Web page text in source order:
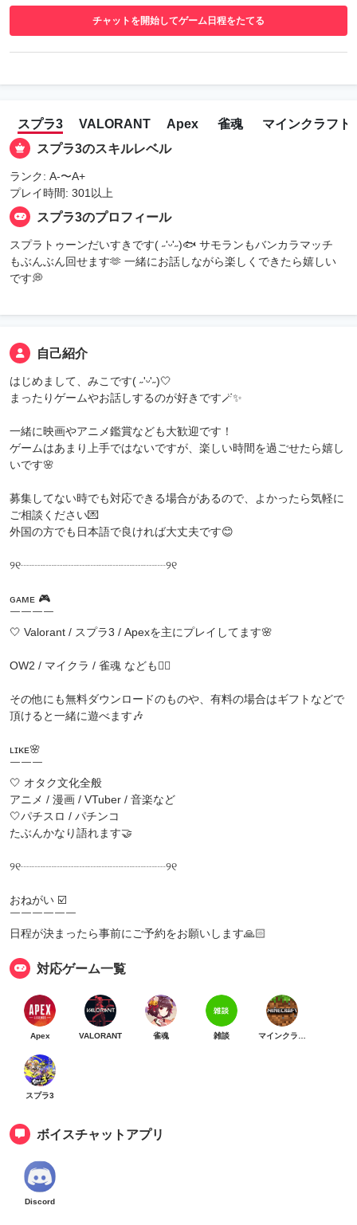
チャットを開始してゲーム日程をたてる
スプラ3 VALORANT Apex 雀魂
マインクラフト
スプラ3のスキルレベル
ランク: A-〜A+
プレイ時間: 301以上
スプラ3のプロフィール
スプラトゥーンだいすきです( ˶'ᵕ'˶)🐟 サモランもバンカラマッチ
もぶんぶん回せます🫶 一緒にお話しながら楽しくできたら嬉しい
です💭
自己紹介
はじめまして、みこです( ˶'ᵕ'˶)🤍
まったりゲームやお話しするのが好きです🪄︎︎✨
一緒に映画やアニメ鑑賞なども大歓迎です！
ゲームはあまり上手ではないですが、楽しい時間を過ごせたら嬉し
いです🌸
募集してない時でも対応できる場合があるので、よかったら気軽に
ご相談ください💌
外国の方でも日本語で良ければ大丈夫です😊
୨୧┈┈┈┈┈┈┈┈┈┈┈┈┈୨୧
ɢᴀᴍᴇ 🎮
￣￣￣￣
‪🤍 Valorant / スプラ3 / Apexを主にプレイしてます🌸
OW2 / マイクラ / 雀魂 なども🙆‍♀️
その他にも無料ダウンロードのものや、有料の場合はギフトなどで
頂けると一緒に遊べます🎶
ʟɪᴋᴇ🌸
￣￣￣
🤍 オタク文化全般
アニメ / 漫画 / VTuber / 音楽など
🤍パチスロ / パチンコ
たぶんかなり語れます🤝
୨୧┈┈┈┈┈┈┈┈┈┈┈┈┈୨୧
おねがい ☑️
￣￣￣￣￣￣
日程が決まったら事前にご予約をお願いします🙏🏻
対応ゲーム一覧
Apex VALORANT 雀魂 雑談
スプラ3
ボイスチャットアプリ
Discord